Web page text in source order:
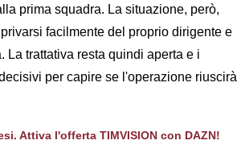
prima squadra. La situazione, però,
facilmente del proprio dirigente e
La trattativa resta quindi aperta e i
per capire se l'operazione riuscirà
Attiva l'offerta TIMVISION con DAZN!